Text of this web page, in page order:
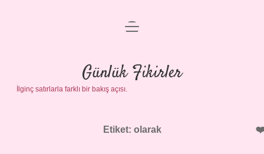
Anasayfa
Gizlilik Politikası
Yasal Uyarı
menüyü
Günlük Fikirler
İlginç satırlarla farklı bir bakış açısı.
Etiket: olarak